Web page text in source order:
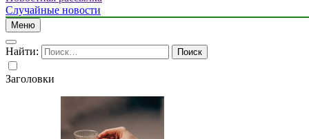
Случайные новости
Меню
Найти:
Заголовки